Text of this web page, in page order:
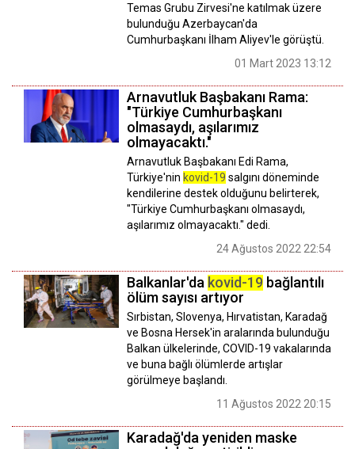
Temas Grubu Zirvesi'ne katılmak üzere
bulunduğu Azerbaycan'da
Cumhurbaşkanı İlham Aliyev'le görüştü.
01 Mart 2023 13:12
Arnavutluk Başbakanı Rama:
"Türkiye Cumhurbaşkanı
olmasaydı, aşılarımız
olmayacaktı."
Arnavutluk Başbakanı Edi Rama,
Türkiye'nin kovid-19 salgını döneminde
kendilerine destek olduğunu belirterek,
"Türkiye Cumhurbaşkanı olmasaydı,
aşılarımız olmayacaktı." dedi.
24 Ağustos 2022 22:54
Balkanlar'da kovid-19 bağlantılı
ölüm sayısı artıyor
Sırbistan, Slovenya, Hırvatistan, Karadağ
ve Bosna Hersek'in aralarında bulunduğu
Balkan ülkelerinde, COVID-19 vakalarında
ve buna bağlı ölümlerde artışlar
görülmeye başlandı.
11 Ağustos 2022 20:15
Karadağ'da yeniden maske